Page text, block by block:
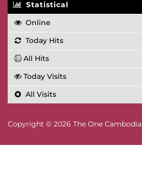
Statistical
Online
Today Hits
All Hits
Today Visits
All Visits
Copyright © 2026 The One